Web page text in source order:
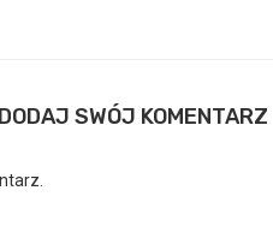
DODAJ SWÓJ KOMENTARZ